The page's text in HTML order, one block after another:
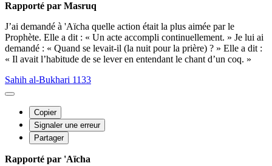
Rapporté par Masruq
J’ai demandé à 'Aïcha quelle action était la plus aimée par le
Prophète. Elle a dit : « Un acte accompli continuellement. » Je lui ai
demandé : « Quand se levait-il (la nuit pour la prière) ? » Elle a dit :
« Il avait l’habitude de se lever en entendant le chant d’un coq. »
Sahih al-Bukhari 1133
Copier
Signaler une erreur
Partager
Rapporté par 'Aïcha